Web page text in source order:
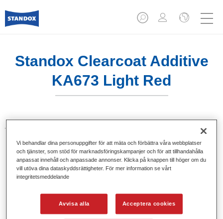
Standox Clearcoat Additive
KA673 Light Red
Tillsats för mixning av klarlack. Ge ljusa och lysande
kulörnyanser vid användning av Standocryl klarlack.
Produktfunktioner
Förpackad i lämpliga 100 ml flaskor.
Finns i olika kulörer.
Vi behandlar dina personuppgifter för att mäta och förbättra våra webbplatser
och tjänster, som stöd för marknadsföringskampanjer och för att tillhandahålla
anpassat innehåll och anpassade annonser. Klicka på knappen till höger om du
vill utöva dina dataskyddsrättigheter. För mer information se vårt
integritetsmeddelande
Avvisa alla Acceptera cookies